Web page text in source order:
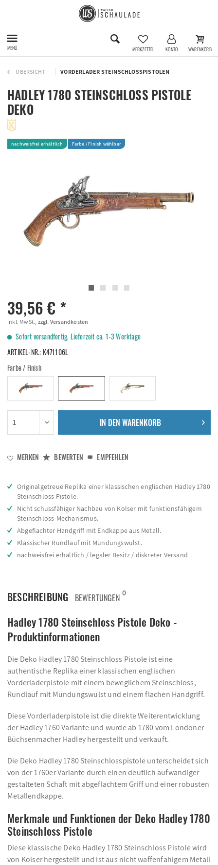
MENÜ MERKZETTEL KONTO WARENKORB
ÜBERSICHT VORDERLADER STEINSCHLOSSPISTOLEN
HADLEY 1780 STEINSCHLOSS PISTOLE
DEKO
nachweisfrei erhältlich Farbe / Finish wählbar
39,56 € *
inkl. MwSt., zzgl. Versandkosten
Sofort versandfertig, Lieferzeit ca. 1-3 Werktage
ARTIKEL-NR.:K471106L
Farbe / Finish
IN DEN WARENKORB
MERKEN BEWERTEN EMPFEHLEN
Originalgetreue Replika einer klassischen englischen Hadley 1780
Steinschloss Pistole.
Nicht schussfähiger Nachbau von Kolser mit funktionsfähigem
Steinschloss-Mechanismus.
Abgeflachter Handgriff mit Endkappe aus Metall.
Klassischer Rundlauf mit Mündungswulst.
nachweisfrei erhältlich / legaler Besitz / diskreter Versand
BESCHREIBUNG BEWERTUNGEN 0
Hadley 1780 Steinschloss Pistole Deko -
Produktinformationen
Die Deko Hadley 1780 Steinschloss Pistole ist eine
authentische Replika einer klassischen englischen
Vorderladerpistole mit einem beweglichem Steinschloss,
Rundlauf mit Mündungswulst und einem flachen Handgriff.
Diese Vorderladerpistole ist die direkte Weiterentwicklung
der Hadley 1760 Variante und wurde ab 1780 vom Londoner
Büchsenmacher Hadley hergestellt und verkauft.
Die Deko Hadley 1780 Steinschlosspistole unterscheidet sich
von der 1760er Variante durch einen deutlich aufwändiger
gestalteten Schaft mit abgeflachtem Griff und einer robusten
Metallendkappe.
Merkmale und Funktionen der Deko Hadley 1780
Steinschloss Pistole
Diese klassische Deko Hadley 1780 Steinschloss Pistole wird
von Kolser hergestellt und ist aus nicht waffenfähigem Metall